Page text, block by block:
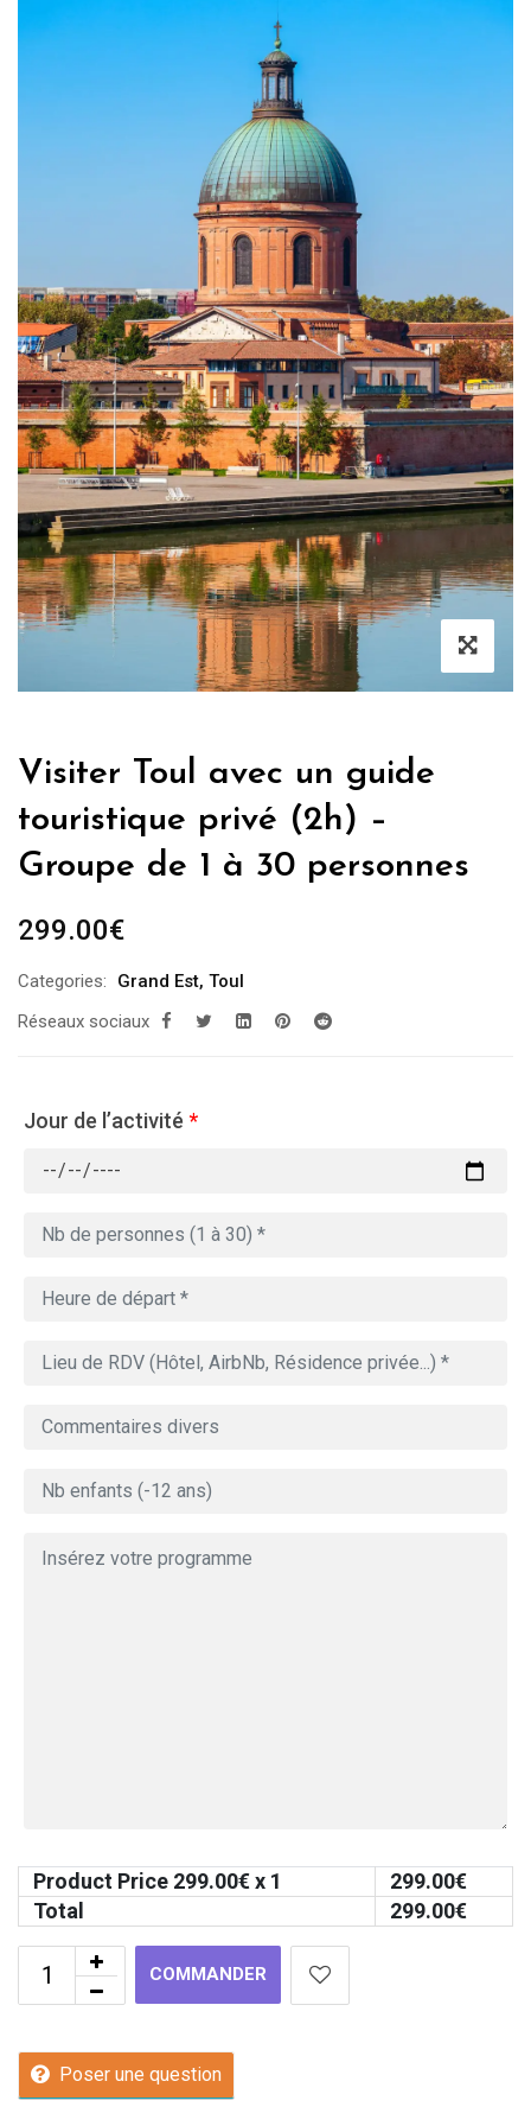
Visiter Toul avec un guide
touristique privé (2h) –
Groupe de 1 à 30 personnes
299.00€
Categories: Grand Est, Toul
Réseaux sociaux
Jour de l’activité *
Product Price 299.00€ x 1 299.00€
Total
299.00€
COMMANDER
Poser une question